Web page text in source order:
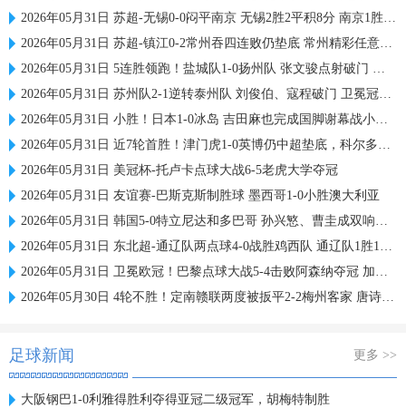
2026年05月31日 苏超-无锡0-0闷平南京 无锡2胜2平积8分 南京1胜2平1负积5分
2026年05月31日 苏超-镇江0-2常州吞四连败仍垫底 常州精彩任意球配合李霄鹏破门
2026年05月31日 5连胜领跑！盐城队1-0扬州队 张文骏点射破门 扬州队5场仅1胜
2026年05月31日 苏州队2-1逆转泰州队 刘俊伯、寇程破门 卫冕冠军新赛季1胜3负
2026年05月31日 小胜！日本1-0冰岛 吉田麻也完成国脚谢幕战小川航基替补头球绝杀
2026年05月31日 近7轮首胜！津门虎1-0英博仍中超垫底，科尔多瓦处子球制胜
2026年05月31日 美冠杯-托卢卡点球大战6-5老虎大学夺冠
2026年05月31日 友谊赛-巴斯克斯制胜球 墨西哥1-0小胜澳大利亚
2026年05月31日 韩国5-0特立尼达和多巴哥 孙兴慜、曹圭成双响曹侑珉、裴峻浩伤退
2026年05月31日 东北超-通辽队两点球4-0战胜鸡西队 通辽队1胜1平鸡西队遭遇2连败
2026年05月31日 卫冕欧冠！巴黎点球大战5-4击败阿森纳夺冠 加布里埃尔、埃泽失点
2026年05月30日 4轮不胜！定南赣联两度被扳平2-2梅州客家 唐诗世界波冯刚破门
足球新闻 更多 >>
大阪钢巴1-0利雅得胜利夺得亚冠二级冠军，胡梅特制胜